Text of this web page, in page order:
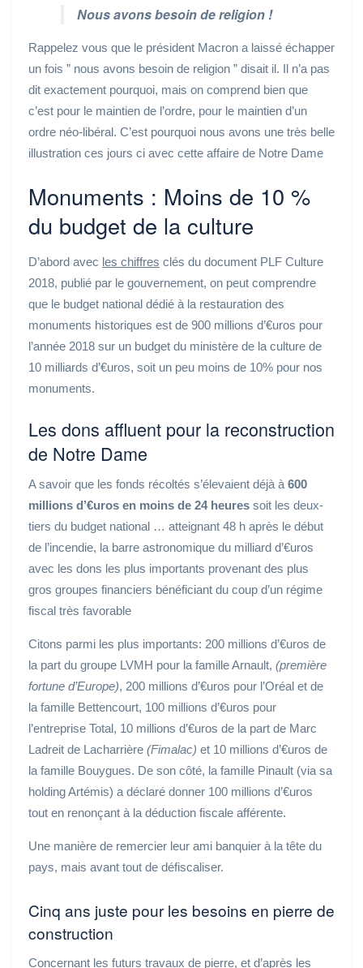
Nous avons besoin de religion !
Rappelez vous que le président Macron a laissé échapper
un fois ” nous avons besoin de religion ” disait il. Il n’a pas
dit exactement pourquoi, mais on comprend bien que
c’est pour le maintien de l’ordre, pour le maintien d’un
ordre néo-libéral. C’est pourquoi nous avons une très belle
illustration ces jours ci avec cette affaire de Notre Dame
Monuments : Moins de 10 %
du budget de la culture
D’abord avec les chiffres clés du document PLF Culture
2018, publié par le gouvernement, on peut comprendre
que le budget national dédié à la restauration des
monuments historiques est de 900 millions d’€uros pour
l’année 2018 sur un budget du ministère de la culture de
10 milliards d’€uros, soit un peu moins de 10% pour nos
monuments.
Les dons affluent pour la reconstruction
de Notre Dame
A savoir que les fonds récoltés s’élevaient déjà à600
millions d’€uros en moins de 24 heures soit les deux-
tiers du budget national … atteignant 48 h après le début
de l’incendie, la barre astronomique du milliard d’€uros
avec les dons les plus importants provenant des plus
gros groupes financiers bénéficiant du coup d’un régime
fiscal très favorable
Citons parmi les plus importants: 200 millions d’€uros de
la part du groupe LVMH pour la famille Arnault, (première
fortune d’Europe), 200 millions d’€uros pour l’Oréal et de
la famille Bettencourt, 100 millions d’€uros pour
l’entreprise Total, 10 millions d’€uros de la part de Marc
Ladreit de Lacharrière (Fimalac) et 10 millions d’€uros de
la famille Bouygues. De son côté, la famille Pinault (via sa
holding Artémis) a déclaré donner 100 millions d’€uros
tout en renonçant à la déduction fiscale afférente.
Une manière de remercier leur ami banquier à la tête du
pays, mais avant tout de défiscaliser.
Cinq ans juste pour les besoins en pierre de
construction
Concernant les futurs travaux de pierre, et d’après les